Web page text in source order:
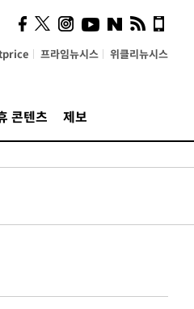
프라임뉴시스 위클리뉴시스
콘텐츠 제보
사이 해답 찾았죠"…알을
깨고 나온 '초자아'